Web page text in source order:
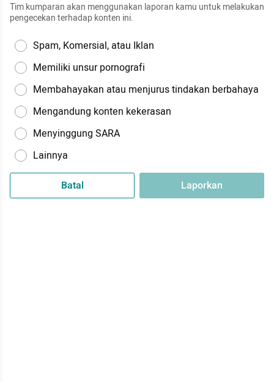
Tim kumparan akan menggunakan laporan kamu untuk melakukan
pengecekan terhadap konten ini.
Spam, Komersial, atau Iklan
Memiliki unsur pornografi
Membahayakan atau menjurus tindakan berbahaya
Mengandung konten kekerasan
Menyinggung SARA
Lainnya
Batal Laporkan